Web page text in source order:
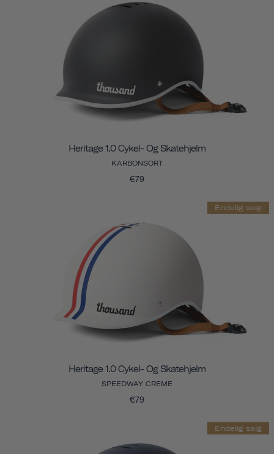
Heritage 1.0 Cykel- Og Skatehjelm
KARBONSORT
€79
Endelig salg
Heritage 1.0 Cykel- Og Skatehjelm
SPEEDWAY CREME
€79
Endelig salg